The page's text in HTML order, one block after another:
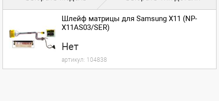
Шлейф матрицы для Samsung X11 (NP-
X11AS03/SER)
Нет
артикул: 104838